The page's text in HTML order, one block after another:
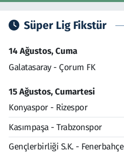
Süper Lig Fikstür
14 Ağustos, Cuma
Galatasaray - Çorum FK
15 Ağustos, Cumartesi
Konyaspor - Rizespor
Kasımpaşa - Trabzonspor
Gençlerbirliği S.K. - Fenerbahçe